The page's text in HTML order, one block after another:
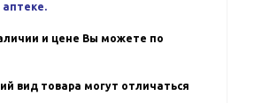
и цене Вы можете по
вид товара могут отличаться